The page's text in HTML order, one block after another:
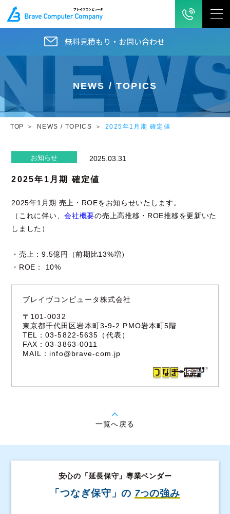
無料見積もり・お問い合わせ
NEWS / TOPICS
TOP NEWS / TOPICS 2025年1月期 確定値
お知らせ 2025.03.31
2025年1月期 確定値
2025年1月期 売上・ROEをお知らせいたします。
（これに伴い、会社概要の売上高推移・ROE推移を更新いた
しました）
・売上：9.5億円（前期比13%増）
・ROE： 10%
ブレイヴコンピュータ株式会社
〒101-0032
東京都千代田区岩本町3-9-2 PMO岩本町5階
TEL：03-5822-5635（代表）
FAX：03-3863-0011
MAIL： info@brave-com.jp
一覧へ戻る
安心の「延長保守」専業ベンダー
「つなぎ保守」の 7つの強み